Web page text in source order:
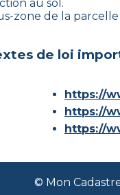
au sol.
zone de la
de loi
© Mon